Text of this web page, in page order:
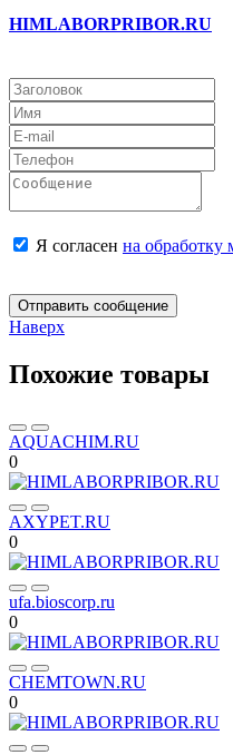
HIMLABORPRIBOR.RU
Я согласен на
Отправить сообщение
Наверх
Похожие товары
AQUACHIM.RU
0
AXYPET.RU
0
ufa.bioscorp.ru
0
CHEMTOWN.RU
0